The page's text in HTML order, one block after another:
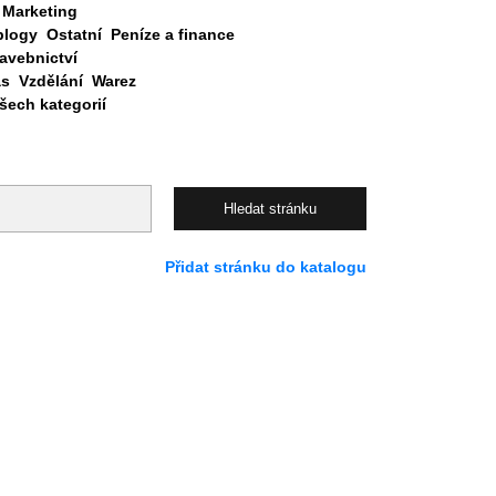
Marketing
Ostatní Peníze a finance
Vzdělání Warez
kategorií
Přidat stránku do katalogu